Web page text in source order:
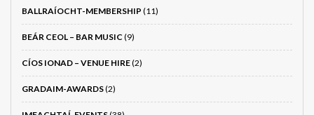
BALLRAÍOCHT-MEMBERSHIP (11)
BEÁR CEOL – BAR MUSIC (9)
CÍOS IONAD – VENUE HIRE(2)
GRADAIM-AWARDS(2)